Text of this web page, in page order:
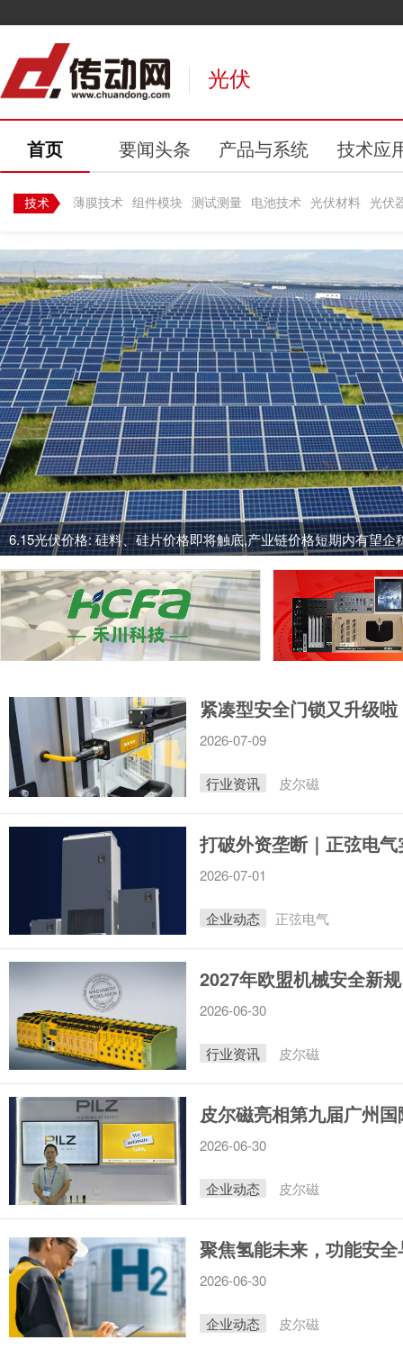
光伏
首页 要闻头条 产品与系统 技术应
薄膜技术 组件模块 测试测量 电池技术 光伏材料 光伏
6.15光伏价格: 硅料、硅片价格即将触底,产业链价格短期内有望企
紧凑型安全门锁又升级
2026-07-09
行业资讯 皮尔磁
打破外资垄断｜正弦电
2026-07-01
企业动态 正弦电气
2027年欧盟机械安全新
2026-06-30
行业资讯 皮尔磁
皮尔磁亮相第九届广州
2026-06-30
企业动态 皮尔磁
聚焦氢能未来，功能安
2026-06-30
企业动态 皮尔磁